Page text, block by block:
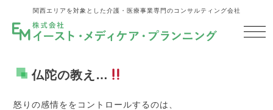
関西エリアを対象とした介護・医療事業専門のコンサルティング会社
仏陀の教え…
怒りの感情ををコントロールするのは、